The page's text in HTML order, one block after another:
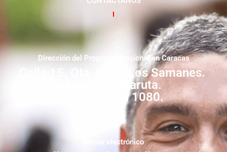
Dirección del Programa Nacional en Caracas
Calle 15. Qta. Livia. Los Samanes.
Municipio Baruta.
Zona Postal 1080.
correo electrónico